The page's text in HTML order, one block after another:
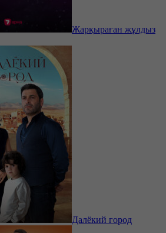
Жарқыраған жұлдыз
Далёкий город